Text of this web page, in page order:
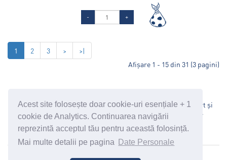
Acest site folosește doar cookie-uri esențiale + 1
cookie de Analytics. Continuarea navigării
reprezintă acceptul tău pentru această folosință.
Mai multe detalii pe pagina
Date Personale
- +
1 2 3 >
>|
Afişare 1 - 15 din 31 (3 pagini)
Politică Date Personale Termeni și Condiții
Transport și
Modalități de Plată
Oferta Corporate
Politica de retur
suport@cosanzeana.ro